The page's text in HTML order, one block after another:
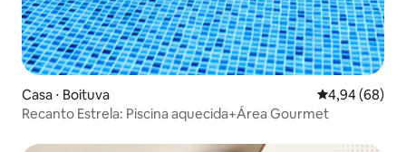
Casa ⋅ Boituva 4,94 de uma
4,94 (68)
Recanto Estrela: Piscina aquecida+Área Gourmet